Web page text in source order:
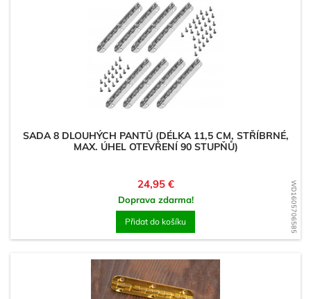
WD1605706585
SADA 8 DLOUHÝCH PANTŮ (DÉLKA 11,5 CM, STŘÍBRNÉ,
MAX. ÚHEL OTEVŘENÍ 90 STUPŇŮ)
Cena
24,95 €
Doprava zdarma!
Přidat do košíku